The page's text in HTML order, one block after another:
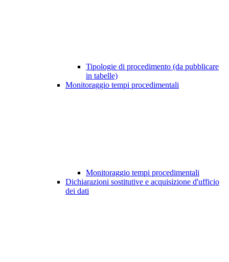
Tipologie di procedimento (da pubblicare
in tabelle)
Monitoraggio tempi procedimentali
Monitoraggio tempi procedimentali
Dichiarazioni sostitutive e acquisizione d'ufficio
dei dati